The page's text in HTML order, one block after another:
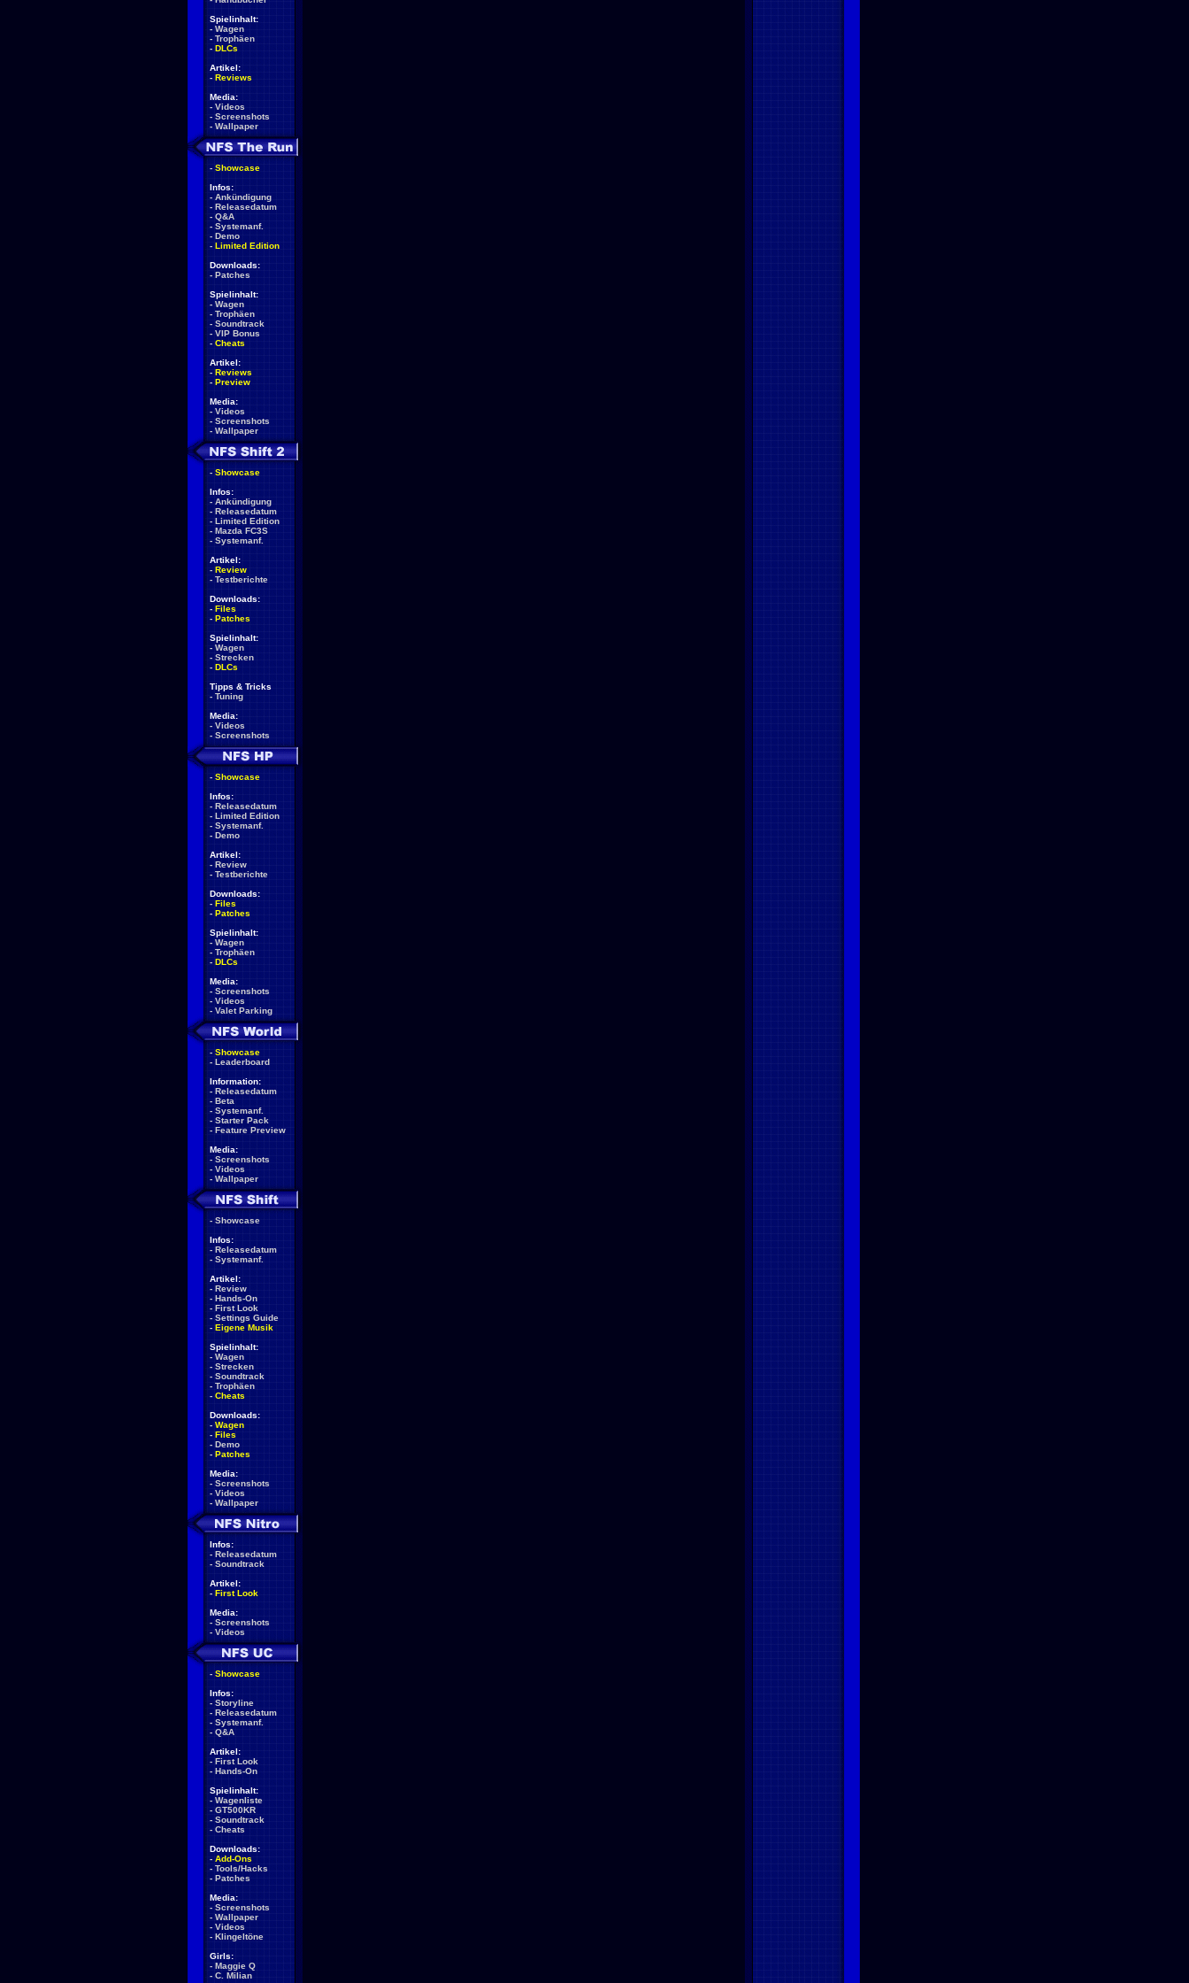
Spielinhalt:
- Wagen
- Trophäen
- DLCs
Artikel:
- Reviews
Media:
- Videos
- Screenshots
- Wallpaper
- Showcase
Infos:
- Ankündigung
- Releasedatum
- Q&A
- Systemanf.
- Demo
- Limited Edition
Downloads:
- Patches
Spielinhalt:
- Wagen
- Trophäen
- Soundtrack
- VIP Bonus
- Cheats
Artikel:
- Reviews
- Preview
Media:
- Videos
- Screenshots
- Wallpaper
- Showcase
Infos:
- Ankündigung
- Releasedatum
- Limited Edition
- Mazda FC3S
- Systemanf.
Artikel:
- Review
- Testberichte
Downloads:
- Files
- Patches
Spielinhalt:
- Wagen
- Strecken
- DLCs
Tipps & Tricks
- Tuning
Media:
- Videos
- Screenshots
- Showcase
Infos:
- Releasedatum
- Limited Edition
- Systemanf.
- Demo
Artikel:
- Review
- Testberichte
Downloads:
- Files
- Patches
Spielinhalt:
- Wagen
- Trophäen
- DLCs
Media:
- Screenshots
- Videos
- Valet Parking
- Showcase
- Leaderboard
Information:
- Releasedatum
- Beta
- Systemanf.
- Starter Pack
- Feature Preview
Media:
- Screenshots
- Videos
- Wallpaper
- Showcase
Infos:
- Releasedatum
- Systemanf.
Artikel:
- Review
- Hands-On
- First Look
- Settings Guide
- Eigene Musik
Spielinhalt:
- Wagen
- Strecken
- Soundtrack
- Trophäen
- Cheats
Downloads:
- Wagen
- Files
- Demo
- Patches
Media:
- Screenshots
- Videos
- Wallpaper
Infos:
- Releasedatum
- Soundtrack
Artikel:
- First Look
Media:
- Screenshots
- Videos
- Showcase
Infos:
- Storyline
- Releasedatum
- Systemanf.
- Q&A
Artikel:
- First Look
- Hands-On
Spielinhalt:
- Wagenliste
- GT500KR
- Soundtrack
- Cheats
Downloads:
- Add-Ons
- Tools/Hacks
- Patches
Media:
- Screenshots
- Wallpaper
- Videos
- Klingeltöne
Girls:
- Maggie Q
- C. Milian